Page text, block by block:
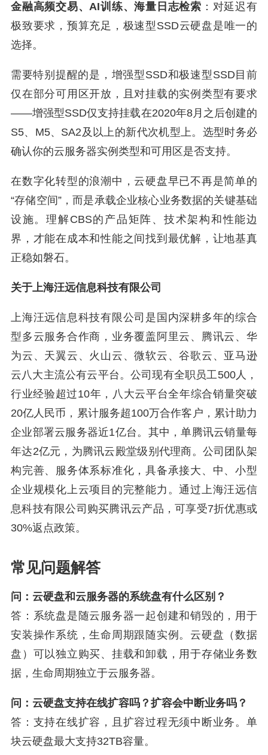
金融高频交易、AI训练、海量日志检索 ：对延迟有
极致要求，预算充足，极速型SSD云硬盘是唯一的
选择。
需要特别提醒的是，增强型SSD和极速型SSD目前
仅在部分可用区开放，且对挂载的实例类型有要求
——增强型SSD仅支持挂载在2020年8月之后创建的
S5、M5、SA2及以上的新代次机型上。选型时务必
确认你的云服务器实例类型和可用区是否支持。
在数字化转型的浪潮中，云硬盘早已不再是简单的
“存储空间”，而是承载企业核心业务数据的关键基础
设施。理解CBS的产品矩阵、技术架构和性能边
界，才能在成本和性能之间找到最优解，让地基真
正稳如磐石。
关于上海汪远信息科技有限公司
上海汪远信息科技有限公司是国内深耕多年的综合
型多云服务合作商，业务覆盖阿里云、腾讯云、华
为云、天翼云、火山云、微软云、谷歌云、亚马逊
云八大主流公有云平台。公司现有全职员工500人，
行业经验超过10年，八大云平台全年综合销量突破
20亿人民币，累计服务超100万合作客户，累计助力
企业部署云服务器近1亿台。其中，单腾讯云销量每
年达2亿元，为腾讯云殿堂级别代理商。公司团队架
构完善、服务体系标准化，具备承接大、中、小型
企业规模化上云项目的完整能力。通过上海汪远信
息科技有限公司购买腾讯云产品，可享受7折优惠或
30%返点政策。
常见问题解答
问：云硬盘和云服务器的系统盘有什么区别？
答：系统盘是随云服务器一起创建和销毁的，用于
安装操作系统，生命周期跟随实例。云硬盘（数据
盘）可以独立购买、挂载和卸载，用于存储业务数
据，生命周期独立于云服务器。
问：云硬盘支持在线扩容吗？扩容会中断业务吗？
答：支持在线扩容，且扩容过程无须中断业务。单
块云硬盘最大支持32TB容量。